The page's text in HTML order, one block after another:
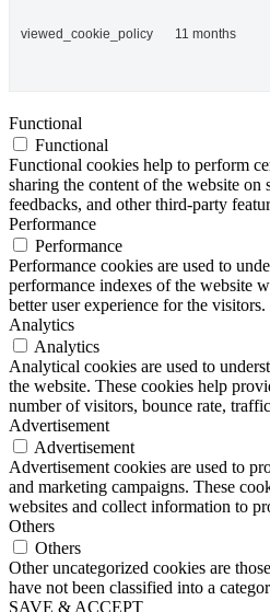
viewed_cookie_policy 11 months
Functional
Functional
Functional cookies help to perform
sharing the content of the website
feedbacks, and other third-party
Performance
Performance
Performance cookies are used to
performance indexes of the website
better user experience for the visitors.
Analytics
Analytics
Analytical cookies are used to
the website. These cookies help
number of visitors, bounce rate,
Advertisement
Advertisement
Advertisement cookies are used to
and marketing campaigns. These
websites and collect information to
Others
Others
Other uncategorized cookies are
have not been classified into a
SAVE & ACCEPT